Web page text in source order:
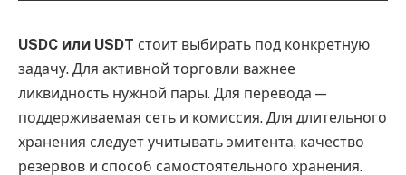
USDC или USDT стоит выбирать под конкретную
задачу. Для активной торговли важнее
ликвидность нужной пары. Для перевода —
поддерживаемая сеть и комиссия. Для длительного
хранения следует учитывать эмитента, качество
резервов и способ самостоятельного хранения.